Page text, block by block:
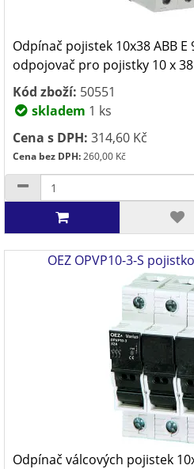
Odpínač pojistek 10x38 ABB
odpojovač pro pojistky 10 x
Kód zboží: 50551
skladem 1 ks
Cena s DPH: 314,60 Kč
Cena bez DPH:260,00 Kč
OEZ OPVP10-3-S
Odpínač válcových pojistek